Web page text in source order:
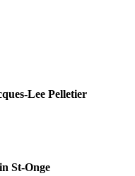
Lee Pelletier
St-Onge